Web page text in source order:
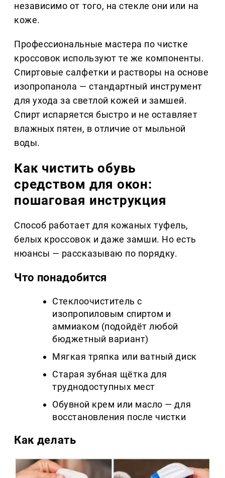
независимо от того, на стекле они или на
коже.
Профессиональные мастера по чистке
кроссовок используют те же компоненты.
Спиртовые салфетки и растворы на основе
изопропанола — стандартный инструмент
для ухода за светлой кожей и замшей.
Спирт испаряется быстро и не оставляет
влажных пятен, в отличие от мыльной
воды.
Как чистить обувь
средством для окон:
пошаговая инструкция
Способ работает для кожаных туфель,
белых кроссовок и даже замши. Но есть
нюансы — рассказываю по порядку.
Что понадобится
Стеклоочиститель с
изопропиловым спиртом и
аммиаком (подойдёт любой
бюджетный вариант)
Мягкая тряпка или ватный диск
Старая зубная щётка для
труднодоступных мест
Обувной крем или масло — для
восстановления после чистки
Как делать